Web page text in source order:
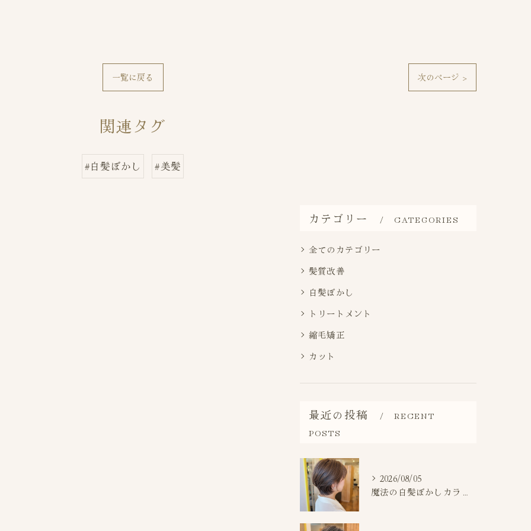
一覧に戻る 次のページ >
関連タグ
#白髪ぼかし #美髪
カテゴリー CATEGORIES
全てのカテゴリー
髪質改善
白髪ぼかし
トリートメント
縮毛矯正
カット
最近の投稿
RECENT
POSTS
2026/08/05
魔法の白髪ぼかしカラー施術事例